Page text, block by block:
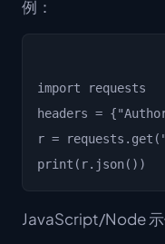
例：
import requests
headers =
r =
JavaScript/Node 示